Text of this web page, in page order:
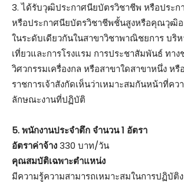
3. ได้รับวุฒิประกาศนียบัตรวิชาชีพ หรือประก
หรือประกาศนียบัตรวิชาชีพชั้นสูงหรือคุณวุฒิอ
ในระดับเดียวกันในสาขาวิชาพาณิชยการ บริ
เที่ยวและการโรงแรม การประชาสัมพันธ์ ทา
วิศวกรรมเครื่องกล หรือสาขาใดสาขาหนึ่ง ห
ราชการเจ้าสังกัดเห็นว่าเหมาะสมกันหน้าที่ค
ลักษณะงานที่ปฏิบัติ
5. พนักงานประจำตึก จำนวน 1 อัตรา
อัตราค่าจ้าง330 บาท/วัน
คุณสมบัติเฉพาะตำแหน่ง
มีความรู้ความสามารถเหมาะสมในการปฏิบัติ